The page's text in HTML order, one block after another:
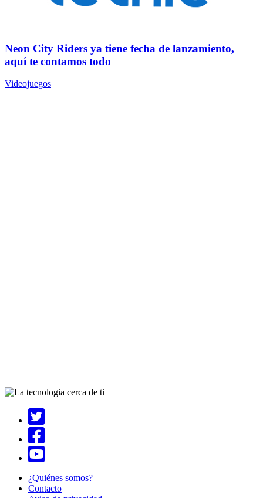
Neon City Riders ya tiene fecha de lanzamiento,
aquí te contamos todo
Videojuegos
¿Quiénes somos?
Contacto